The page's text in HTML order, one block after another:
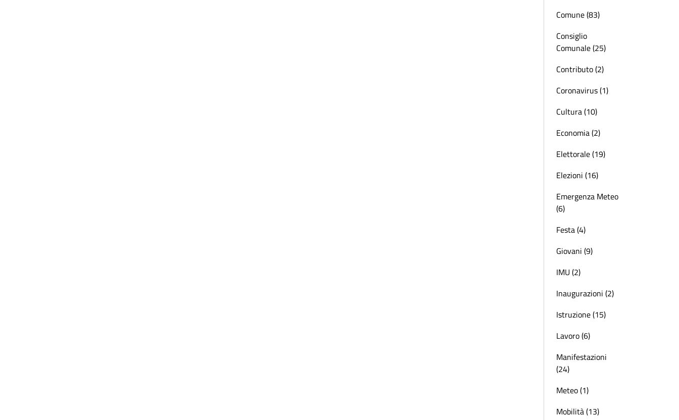
Comune (83)
Consiglio
Comunale (25)
Contributo (2)
Coronavirus (1)
Cultura (10)
Economia (2)
Elettorale (19)
Elezioni (16)
Emergenza Meteo
(6)
Festa (4)
Giovani (9)
IMU (2)
Inaugurazioni (2)
Istruzione (15)
Lavoro (6)
Manifestazioni
(24)
Meteo (1)
Mobilità (13)